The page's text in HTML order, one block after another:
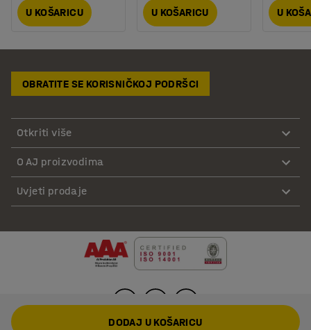
U KOŠARICU U KOŠARICU U
OBRATITE SE KORISNIČKOJ PODRŠCI
Otkriti više
O AJ proizvodima
Uvjeti prodaje
DODAJ U KOŠARICU